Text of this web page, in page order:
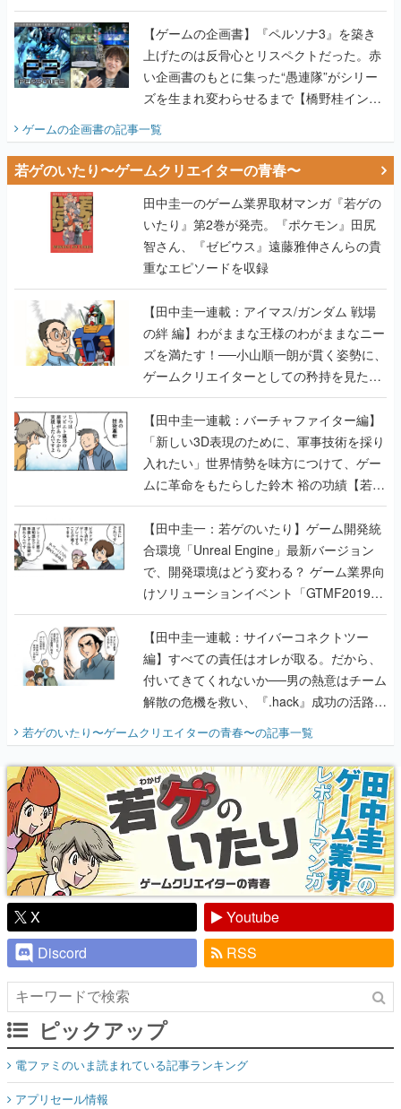
画書】
【ゲームの企画書】『ペルソナ3』を築き
上げたのは反骨心とリスペクトだった。赤
い企画書のもとに集った“愚連隊”がシリー
ズを生まれ変わらせるまで【橋野桂インタ
ビュー】
ゲームの企画書の記事一覧
若ゲのいたり〜ゲームクリエイターの青春〜
田中圭一のゲーム業界取材マンガ『若ゲの
いたり』第2巻が発売。『ポケモン』田尻
智さん、『ゼビウス』遠藤雅伸さんらの貴
重なエピソードを収録
【田中圭一連載：アイマス/ガンダム 戦場
の絆 編】わがままな王様のわがままなニー
ズを満たす！──小山順一朗が貫く姿勢に、
ゲームクリエイターとしての矜持を見た
【若ゲのいたり最終回】
【田中圭一連載：バーチャファイター編】
「新しい3D表現のために、軍事技術を採り
入れたい」世界情勢を味方につけて、ゲー
ムに革命をもたらした鈴木 裕の功績【若ゲ
のいたり】
【田中圭一：若ゲのいたり】ゲーム開発統
合環境「Unreal Engine」最新バージョン
で、開発環境はどう変わる？ ゲーム業界向
けソリューションイベント「GTMF2019」
に行って、より理解を深めよう【PR】
【田中圭一連載：サイバーコネクトツー
編】すべての責任はオレが取る。だから、
付いてきてくれないか──男の熱意はチーム
解散の危機を救い、『.hack』成功の活路を
開く。業界の快男児・松山 洋に流れる血は
『少年ジャンプ』色だった【若ゲのいた
り】
若ゲのいたり〜ゲームクリエイターの青春〜の記事一覧
X
Youtube
Discord
RSS
ピックアップ
電ファミのいま読まれている記事ランキング
アプリセール情報